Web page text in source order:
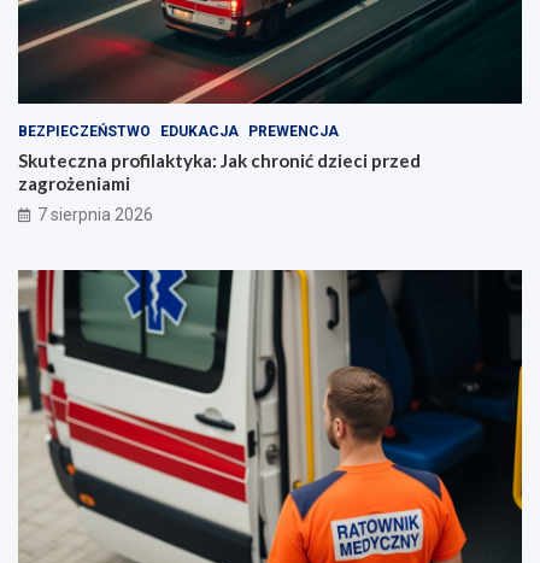
BEZPIECZEŃSTWO EDUKACJA PREWENCJA
Skuteczna profilaktyka: Jak chronić dzieci przed
zagrożeniami
7 sierpnia 2026